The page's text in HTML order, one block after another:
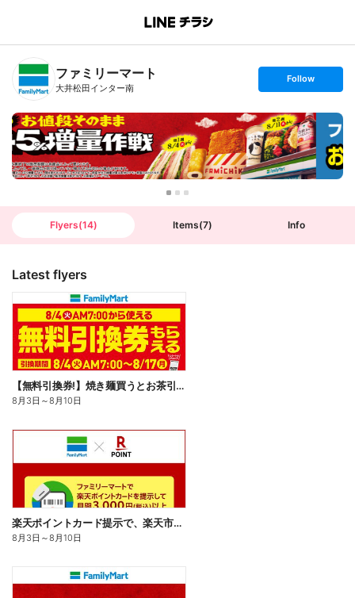
B
n
T
ファミリーマート
大井松田インター南
s
t
o
l
l
o
w
Follow
Flyers(14) Items(7) Info
Latest flyers
【無料引換券!】焼き麺買うとお茶引換券貰える!
8月3日 ～8月10日
楽天ポイントカード提示で、楽天市場でのお買い物がおトクに!
8月3日 ～8月10日